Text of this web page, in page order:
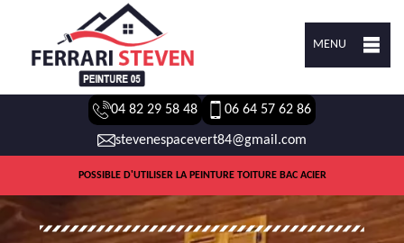
MENU
04 82 29 58 48 06 64 57 62 86
stevenespacevert84@gmail.com
POSSIBLE D'UTILISER LA PEINTURE TOITURE BAC ACIER